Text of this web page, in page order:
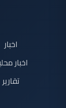
اخبار
اخبار
تقارير